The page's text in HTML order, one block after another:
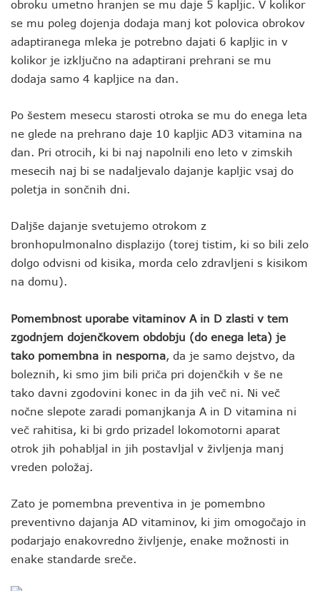
obroku umetno hranjen se mu daje 5 kapljic. V kolikor
se mu poleg dojenja dodaja manj kot polovica obrokov
adaptiranega mleka je potrebno dajati 6 kapljic in v
kolikor je izključno na adaptirani prehrani se mu
dodaja samo 4 kapljice na dan.
Po šestem mesecu starosti otroka se mu do enega leta
ne glede na prehrano daje 10 kapljic AD3 vitamina na
dan. Pri otrocih, ki bi naj napolnili eno leto v zimskih
mesecih naj bi se nadaljevalo dajanje kapljic vsaj do
poletja in sončnih dni.
Daljše dajanje svetujemo otrokom z
bronhopulmonalno displazijo (torej tistim, ki so bili zelo
dolgo odvisni od kisika, morda celo zdravljeni s kisikom
na domu).
Pomembnost uporabe vitaminov A in D zlasti v tem
zgodnjem dojenčkovem obdobju (do enega leta) je
tako pomembna in nesporna, da je samo dejstvo, da
boleznih, ki smo jim bili priča pri dojenčkih v še ne
tako davni zgodovini konec in da jih več ni. Ni več
nočne slepote zaradi pomanjkanja A in D vitamina ni
več rahitisa, ki bi grdo prizadel lokomotorni aparat
otrok jih pohabljal in jih postavljal v življenja manj
vreden položaj.
Zato je pomembna preventiva in je pomembno
preventivno dajanja AD vitaminov, ki jim omogočajo in
podarjajo enakovredno življenje, enake možnosti in
enake standarde sreče.